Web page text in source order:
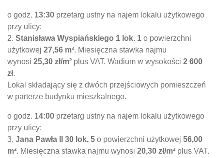
o godz. 13:30 przetarg ustny na najem lokalu użytkowego
przy ulicy:
2. Stanisława Wyspiańskiego 1 lok. 1 o powierzchni
użytkowej 27,56 m². Miesięczna stawka najmu
wynosi 25,30 zł/m² plus VAT. Wadium w wysokości 2 600
zł.
Lokal składający się z dwóch przejściowych pomieszczeń
w parterze budynku mieszkalnego.
o godz. 14:00 przetarg ustny na najem lokalu użytkowego
przy ulicy:
3. Jana Pawła II 30 lok. 5 o powierzchni użytkowej 56,00
m². Miesięczna stawka najmu wynosi 20,30 zł/m² plus VAT.